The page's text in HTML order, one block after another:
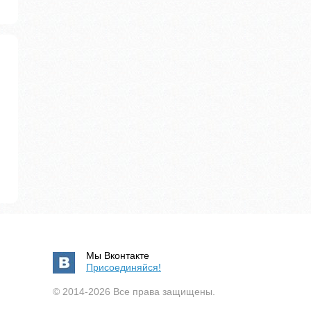
Мы Вконтакте
Присоединяйся!
© 2014-2026 Все права защищены.